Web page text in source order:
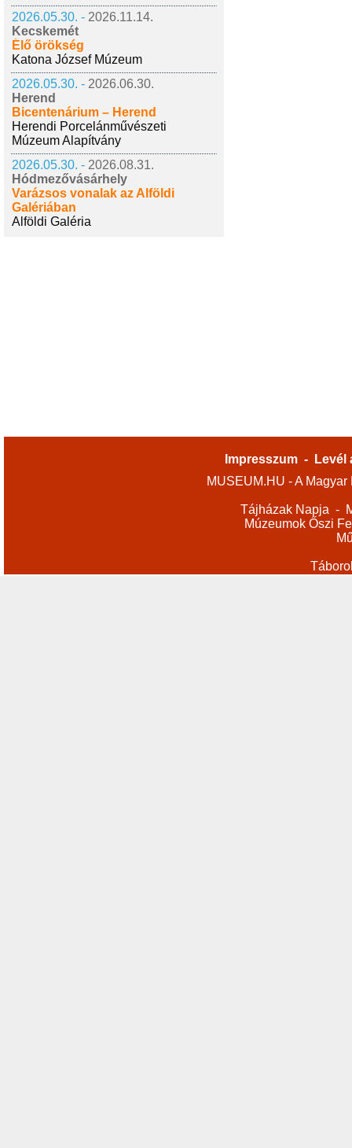
2026.05.30. - 2026.11.14.
Kecskemét
Élő örökség
Katona József Múzeum
2026.05.30. - 2026.06.30.
Herend
Bicentenárium – Herend
Herendi Porcelánművészeti
Múzeum Alapítvány
2026.05.30. - 2026.08.31.
Hódmezővásárhely
Varázsos vonalak az Alföldi
Galériában
Alföldi Galéria
Impresszum -
Levél
MUSEUM.HU - A
Tájházak Napja -
Múzeumok Őszi